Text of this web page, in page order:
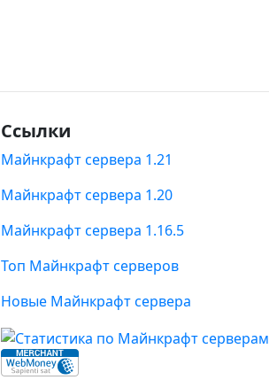
Ссылки
Майнкрафт сервера 1.21
Майнкрафт сервера 1.20
Майнкрафт сервера 1.16.5
Топ Майнкрафт серверов
Новые Майнкрафт сервера